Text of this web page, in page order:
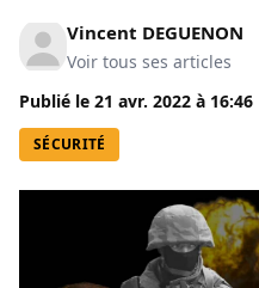
Vincent DEGUENON
Voir tous ses articles
Publié le 21 avr. 2022 à 16:46
SÉCURITÉ